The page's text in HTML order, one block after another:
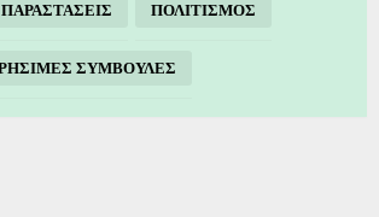
ΠΑΡΑΣΤΑΣΕΙΣ ΠΟΛΙΤΙΣΜΟΣ
ΣΥΜΒΟΥΛΕΣ